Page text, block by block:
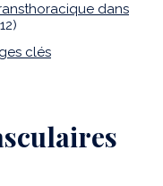
dans
clés